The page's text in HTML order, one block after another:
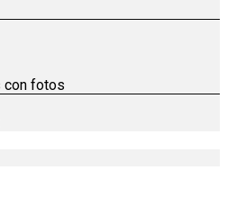
con fotos